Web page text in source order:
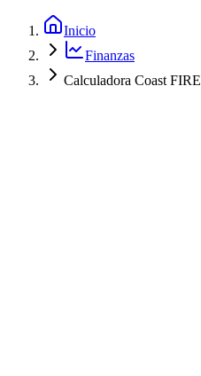
Inicio
Finanzas
Calculadora Coast FIRE